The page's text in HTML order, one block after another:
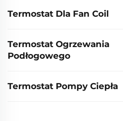
Termostat Dla Fan Coil
Termostat Ogrzewania
Podłogowego
Termostat Pompy Ciepła